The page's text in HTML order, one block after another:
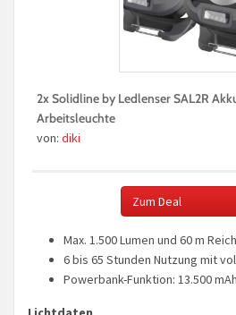
2x Solidline by Ledlenser SAL2R
Arbeitsleuchte
von: diki
Zum Deal
Max. 1.500 Lumen und 60 m
6 bis 65 Stunden Nutzung mit
Powerbank-Funktion: 13.500 mAh